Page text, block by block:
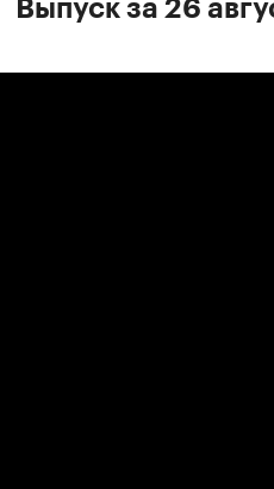
Выпуск за 26